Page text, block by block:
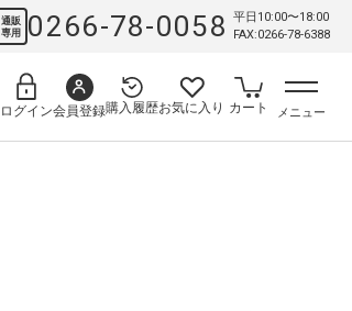
通販
専用
0266-78-0058
平日10:00〜18:00
FAX:0266-78-6388
ログイン会員登録購入履歴お気に入り カート メニュー